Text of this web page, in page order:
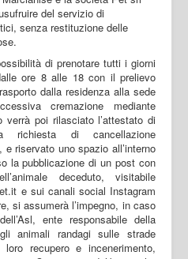
del servizio di
senza restituzione delle
di prenotare tutti i giorni
ore 8 alle 18 con il prelievo
dalla residenza alla sede
cremazione mediante
verrà poi rilasciato l’attestato di
richiesta di cancellazione
e riservato uno spazio all’interno
la pubblicazione di un post con
deceduto, visitabile
e sui canali social Instagram
si assumerà l’impegno, in caso
ente responsabile della
animali randagi sulle strade
recupero e incenerimento,